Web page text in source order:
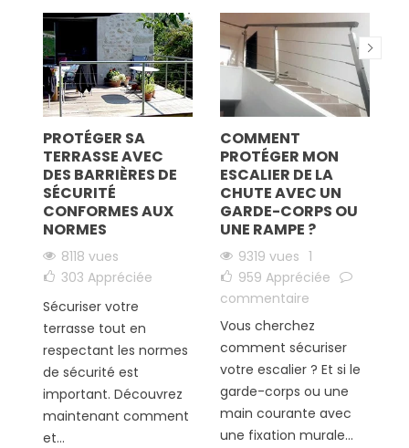
PROTÉGER SA
TERRASSE AVEC
DES BARRIÈRES DE
SÉCURITÉ
CONFORMES AUX
NORMES
8118 vues
303 Appréciée
Sécuriser votre
terrasse tout en
respectant les normes
de sécurité est
important. Découvrez
maintenant comment
et...
COMMENT
PROTÉGER MON
ESCALIER DE LA
CHUTE AVEC UN
GARDE-CORPS OU
UNE RAMPE ?
9319 vues
959 Appréciée
1
commentaire
Vous cherchez
comment sécuriser
votre escalier ? Et si le
garde-corps ou une
main courante avec
une fixation murale...